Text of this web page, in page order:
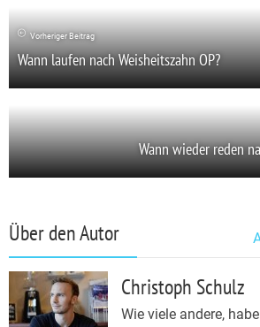
Vorheriger Beitrag
Wann laufen nach Weisheitszahn OP?
Wann wieder reden
Über den Autor
Christoph Schulz
Wie viele andere,